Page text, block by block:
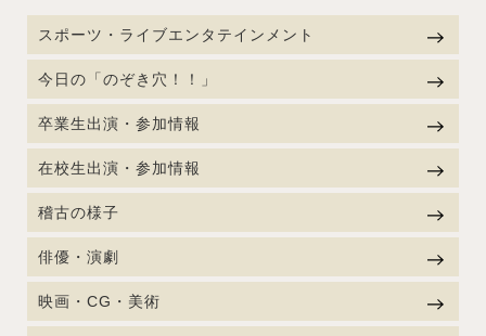
スポーツ・ライブエンタテインメント
今日の「のぞき穴！！」
卒業生出演・参加情報
在校生出演・参加情報
稽古の様子
俳優・演劇
映画・CG・美術